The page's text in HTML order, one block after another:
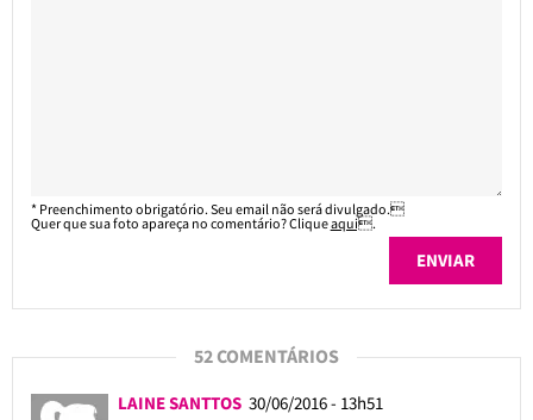
* Preenchimento obrigatório. Seu email não será divulgado.
Quer que sua foto apareça no comentário? Cliqueaqui.
52 COMENTÁRIOS
LAINE SANTTOS 30/06/2016 - 13h51